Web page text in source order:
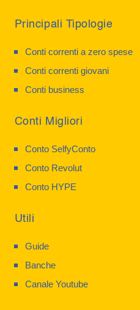
Principali Tipologie
Conti correnti a zero spese
Conti correnti giovani
Conti business
Conti Migliori
Conto SelfyConto
Conto Revolut
Conto HYPE
Utili
Guide
Banche
Canale Youtube